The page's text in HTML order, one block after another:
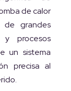
de calor
de grandes
procesos
un sistema
precisa al